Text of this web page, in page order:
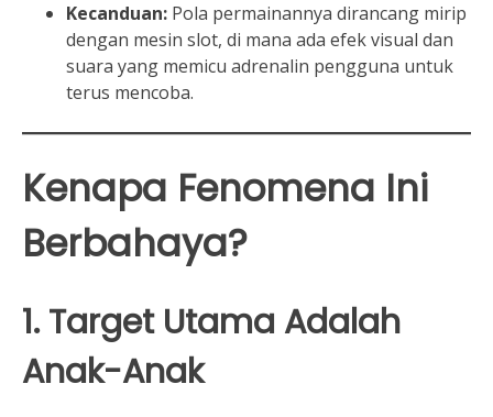
Kecanduan: Pola permainannya dirancang mirip
dengan mesin slot, di mana ada efek visual dan
suara yang memicu adrenalin pengguna untuk
terus mencoba.
Kenapa Fenomena Ini
Berbahaya?
1. Target Utama Adalah
Anak-Anak